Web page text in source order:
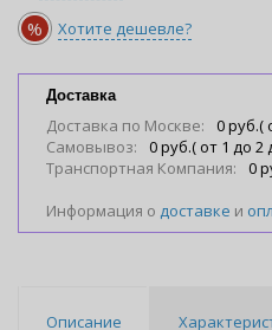
% Хотите дешевле?
Доставка
Доставка по Москве:
0 руб.(
Самовывоз:
0 руб.( от 1 до 2
Транспортная Компания:
0
Информация о доставке и
Описание